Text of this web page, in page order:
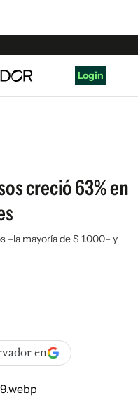
Login
creció 63% en
–la mayoría de $ 1.000– y
en